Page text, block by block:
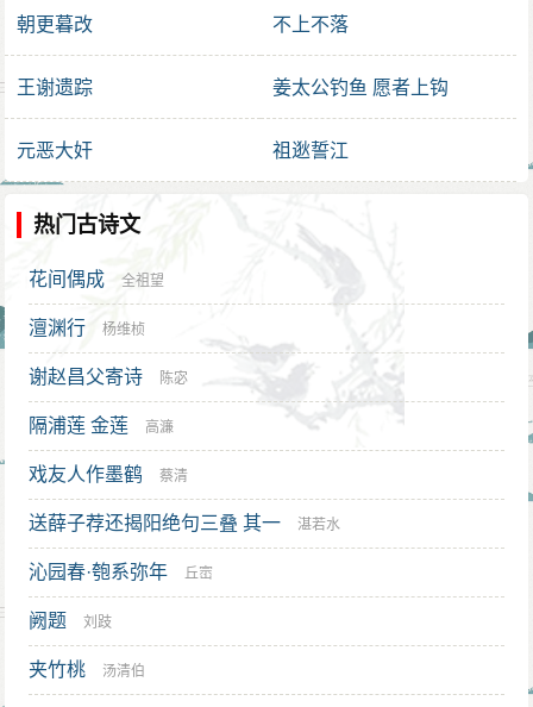
朝更暮改 不上不落
王谢遗踪 姜太公钓鱼 愿者上钩
元恶大奸 祖逖誓江
热门古诗文
花间偶成 全祖望
澶渊行 杨维桢
谢赵昌父寄诗 陈宓
隔浦莲 金莲 高濂
戏友人作墨鹤 蔡清
送薛子荐还揭阳绝句三叠 其一 湛若水
沁园春·匏系弥年 丘崈
阙题 刘跂
夹竹桃 汤清伯